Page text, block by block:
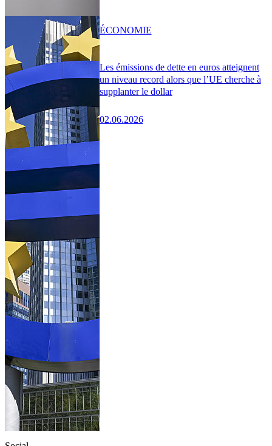
Les émissions de dette en euros atteignent
un niveau record alors que l’UE cherche à
supplanter le dollar
02.06.2026
ÉCONOMIE